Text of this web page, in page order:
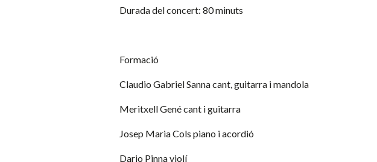
Durada del concert: 80 minuts
Formació
Claudio Gabriel Sannacant, guitarra i mandola
Meritxell Genécant i guitarra
Josep Maria Cols piano i acordió
Dario Pinnaviolí